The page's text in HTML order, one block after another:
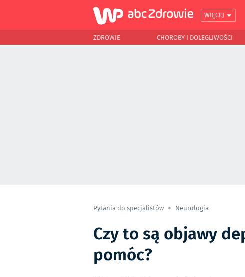
WIĘCEJ
ZDROWIE CHOROBY I DOLEGLIWOŚCI
Pytania do specjalistów Neurologia
Czy to są objawy
pomóc?